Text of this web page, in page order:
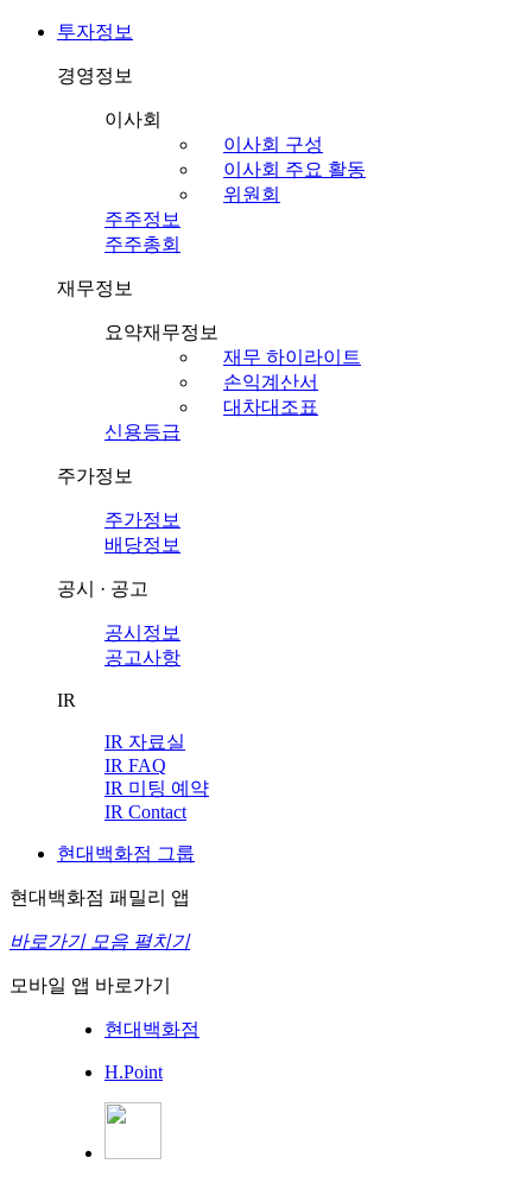
투자정보
경영정보
이사회
이사회 구성
이사회 주요 활동
위원회
주주정보
주주총회
재무정보
요약재무정보
재무 하이라이트
손익계산서
대차대조표
신용등급
주가정보
주가정보
배당정보
공시 · 공고
공시정보
공고사항
IR
IR 자료실
IR FAQ
IR 미팅 예약
IR Contact
현대백화점 그룹
현대백화점 패밀리 앱
바로가기 모음 펼치기
모바일 앱 바로가기
현대백화점
H.Point